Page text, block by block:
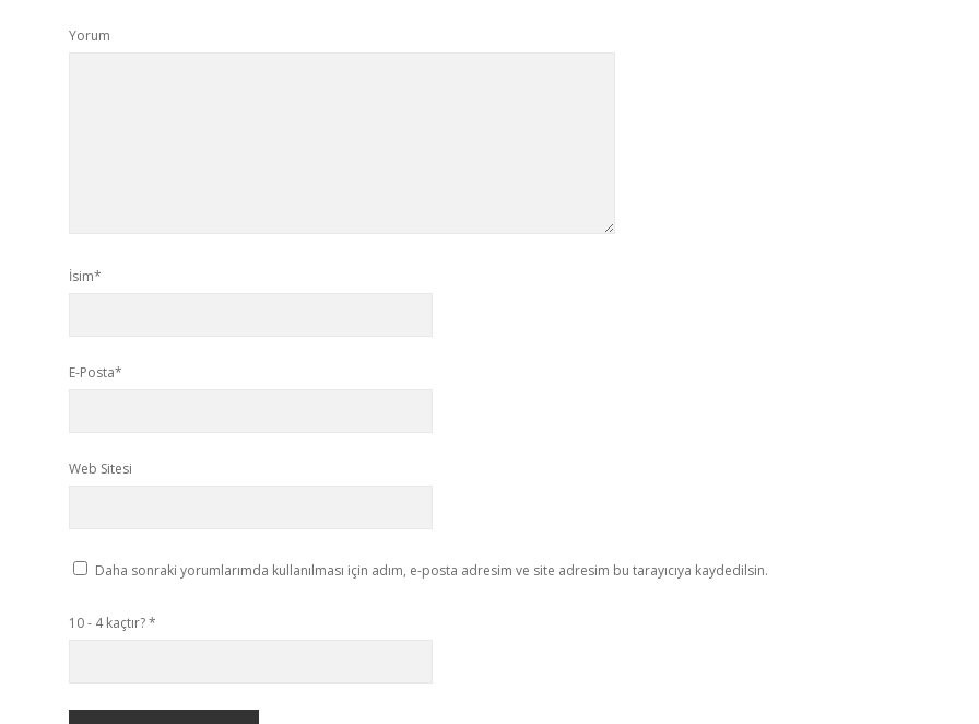
Yorum
İsim*
E-Posta*
Web Sitesi
Daha sonraki yorumlarımda kullanılması için adım, e-posta adresim ve site adresim bu tarayıcıya kaydedilsin.
10 - 4 kaçtır?*